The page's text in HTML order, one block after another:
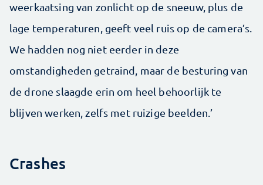
weerkaatsing van zonlicht op de sneeuw, plus de
lage temperaturen, geeft veel ruis op de camera’s.
We hadden nog niet eerder in deze
omstandigheden getraind, maar de besturing van
de drone slaagde erin om heel behoorlijk te
blijven werken, zelfs met ruizige beelden.’
Crashes